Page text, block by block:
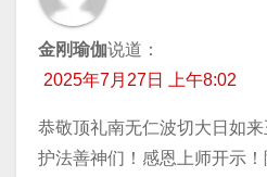
金刚瑜伽说道：
2025年7月27日 上午8:02
恭敬顶礼南无仁波切大日如
护法善神们！感恩上师开示